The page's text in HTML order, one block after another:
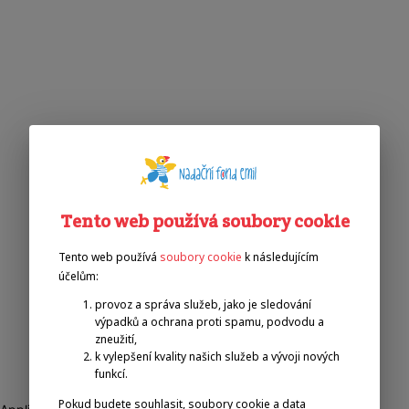
Tento web používá soubory cookie
Tento web používá soubory cookie k následujícím
účelům:
provoz a správa služeb, jako je sledování
výpadků a ochrana proti spamu, podvodu a
zneužití,
k vylepšení kvality našich služeb a vývoji nových
funkcí.
Pokud budete souhlasit, soubory cookie a data